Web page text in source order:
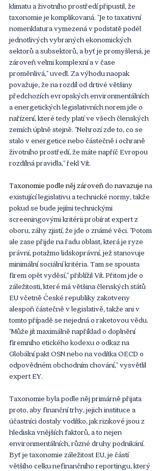
klimatu a životního prostředípřipustil, že
taxonomie je komplikovaná. "Je to taxativní
nomenklatura vymezená v podstatě podél
jednotlivých vybraných ekonomických
sektorů a subsektorů, a byť je promyšlená, je
zároveň velmi komplexní a v čase
proměnlivá," uvedl. Za výhodu naopak
považuje, že na rozdíl od drtivé většiny
předchozích evropských environmentálních
a energetických legislativních norem jde o
nařízení, které tedy platí ve všech členských
zemích úplně stejně. "Nehrozí zde to, co se
stalo v energetice nebo částečně i ochraně
životního prostředí, že máte napříč Evropou
rozdílná pravidla," řekl Vít.
Taxonomie podle něj zároveň do navazuje na
existující legislativu a technické normy, takže
pokud se bude jejími technickými
screeningovými kritérii probírat expert z
oboru, záhy zjistí, že jde o známé věci. "Potom
ale zase přijde na řadu oblast, která je ryze
právní, potažmo lidskoprávní, jež stanovuje
minimální sociální kritéria. Tam se spousta
firem opět vyděsí," přiblížil Vít. Přitom jde o
záležitosti, které má většina členských států
EU včetně České republiky zakotveny
alespoň částečně v legislativě, takže ani v
tomto případě se nejedná o raketovou vědu.
"Může jít maximálně například o doplnění
firemního etického kodexu o odkaz na
Globální pakt OSN nebo na vodítka OECD o
odpovědném obchodním chování," vysvětlil
expert EY.
Taxonomie byla podle něj primárně přijata
proto, aby finanční trhy, jejich instituce a
účastníci dostaly vodítko, jak rizikové jsou z
hlediska vnějších faktorů, a to nejen
environmentálních, různé druhy podnikání.
Byť je taxonomie záležitost EU, je částí
většího celku nefinančního reportingu, který